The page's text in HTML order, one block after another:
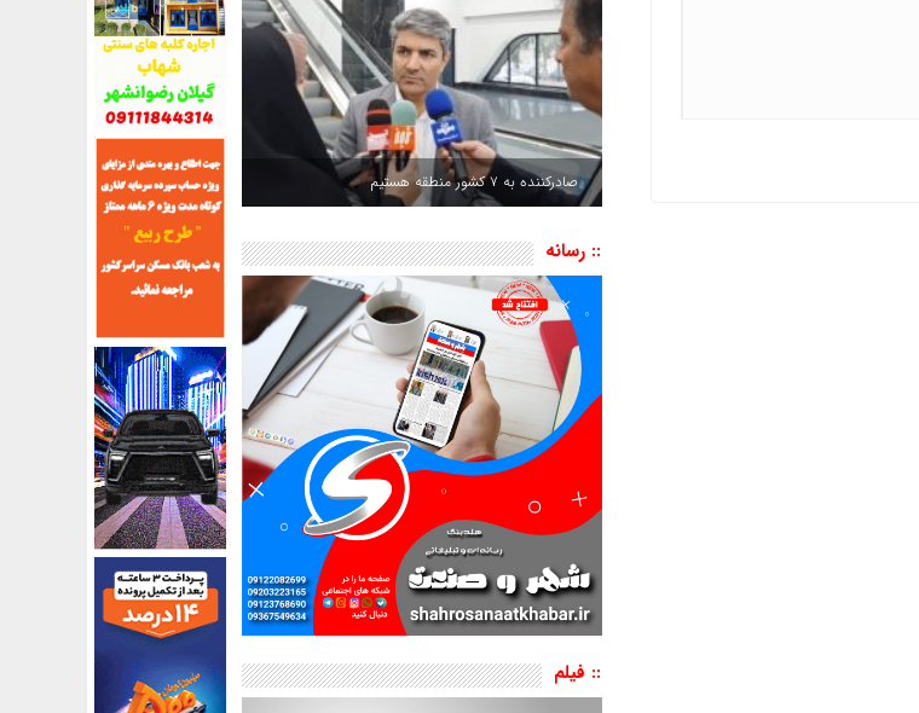
صادرکننده به ۷ کشور منطقه هستیم
:: رسانه
:: فیلم
نمایشگر